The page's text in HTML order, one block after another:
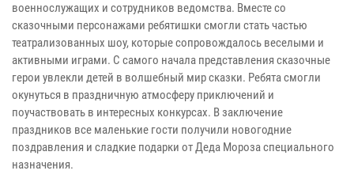
военнослужащих и сотрудников ведомства. Вместе со
сказочными персонажами ребятишки смогли стать частью
театрализованных шоу, которые сопровождалось веселыми и
активными играми. С самого начала представления сказочные
герои увлекли детей в волшебный мир сказки. Ребята смогли
окунуться в праздничную атмосферу приключений и
поучаствовать в интересных конкурсах. В заключение
праздников все маленькие гости получили новогодние
поздравления и сладкие подарки от Деда Мороза специального
назначения.